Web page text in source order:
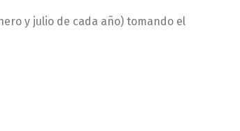
y julio de cada año) tomando el